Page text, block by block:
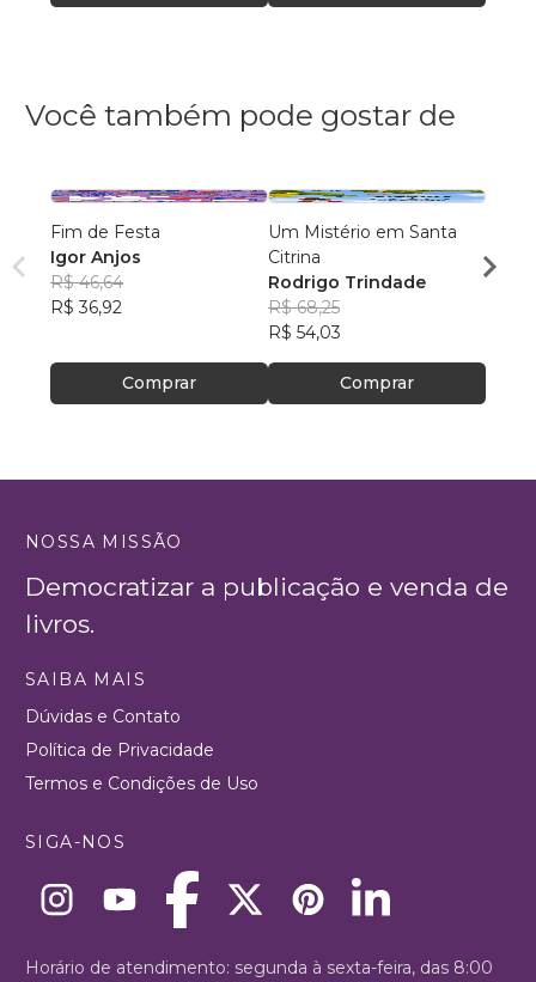
Você também pode gostar de
Fim de Festa
Igor Anjos
R$ 46,64
R$ 36,92
Comprar
Um Mistério em Santa
Citrina
Rodrigo Trindade
R$ 68,25
R$ 54,03
Comprar
R$
NOSSA MISSÃO
Democratizar a publicação e venda de
livros.
SAIBA MAIS
Dúvidas e Contato
Política de Privacidade
Termos e Condições de Uso
SIGA-NOS
Horário de atendimento: segunda à sexta-feira, das 8:00